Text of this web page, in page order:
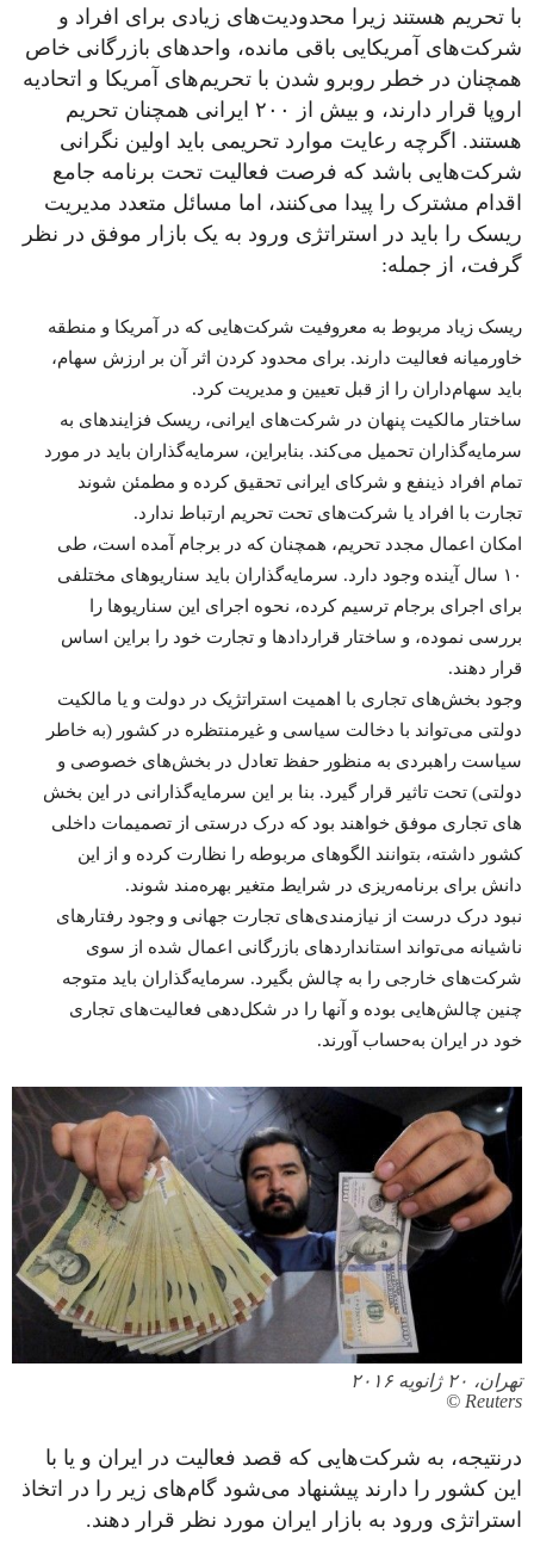
با تحریم هستند زیرا محدودیت‌­های زیادی برای افراد و
شرکت‌­های آمریکایی باقی مانده، واحد­های بازرگانی خاص
همچنان در خطر روب­رو شدن با تحریم‌­های آمریکا و اتحادیه
اروپا قرار دارند، و بیش از ۲۰۰ ایرانی همچنان تحریم
هستند. اگرچه رعایت موارد تحریمی باید اولین نگرانی
شرکت‌­هایی باشد که فرصت فعالیت تحت برنامه جامع
اقدام مشترک را پیدا می­‌کنند، اما مسائل متعدد مدیریت
ریسک را باید در استراتژی ورود به یک بازار موفق در نظر
گرفت، از جمله:
ریسک­ زیاد مربوط به معروفیت شرکت‌­هایی که در آمریکا و منطقه
خاورمیانه فعالیت دارند. برای محدود کردن اثر آن بر ارزش سهام­،
باید سهام‌داران را از قبل تعیین و مدیریت کرد.
ساختار مالکیت پنهان در شرکت­‌های ایرانی، ریسک فزاینده­ای به
سرمایه­‌گذاران تحمیل می‌­کند. بنابراین، سرمایه‌­گذاران باید در مورد
تمام افراد ذی­نفع و شرکای ایرانی تحقیق کرده و مطمئن شوند
تجارت با افراد یا شرکت‌­های تحت تحریم ارتباط ندارد.
امکان اعمال مجدد تحریم، همچنان که در برجام آمده است، طی
۱۰ سال آینده وجود دارد. سرمایه‌­گذاران باید سناریوهای مختلفی
برای اجرای برجام ترسیم کرده، نحوه اجرای این سناریوها را
بررسی نموده، و ساختار قراردادها و تجارت خود را براین اساس
قرار دهند.
وجود بخش‌­های تجاری با اهمیت استراتژیک در دولت و یا مالکیت
دولتی می‌­تواند با دخالت سیاسی و غیرمنتظره در کشور (به خاطر
سیاست راهبردی به منظور حفظ تعادل در بخش‌­های خصوصی و
دولتی) تحت تاثیر قرار گیرد. بنا بر این سرمایه‌­گذارانی در این بخش­‌
های تجاری موفق خواهند بود که درک درستی از تصمیمات داخلی
کشور داشته، بتوانند الگوهای مربوطه را نظارت کرده و از این
دانش برای برنامه‌­ریزی در شرایط متغیر بهره‌­مند شوند.
نبود درک درست از نیازمندی‌­های تجارت جهانی و وجود رفتارهای
ناشیانه می‌­تواند استانداردهای بازرگانی اعمال شده از سوی
شرکت‌­های خارجی را به چالش بگیرد. سرمایه‌­گذاران باید متوجه
چنین چالش‌­هایی بوده و آنها را در شکل‌­دهی فعالیت­‌های تجاری
خود در ایران به‌­حساب آورند.
تهران، ۲۰ ژانویه ۲۰۱۶
Reuters ©
درنتیجه، به شرکت­‌هایی که قصد فعالیت در ایران و یا با
این کشور را دارند پیشنهاد می‌­شود گام‌­های زیر را در اتخاذ
استراتژی ورود به بازار ایران مورد نظر قرار دهند.